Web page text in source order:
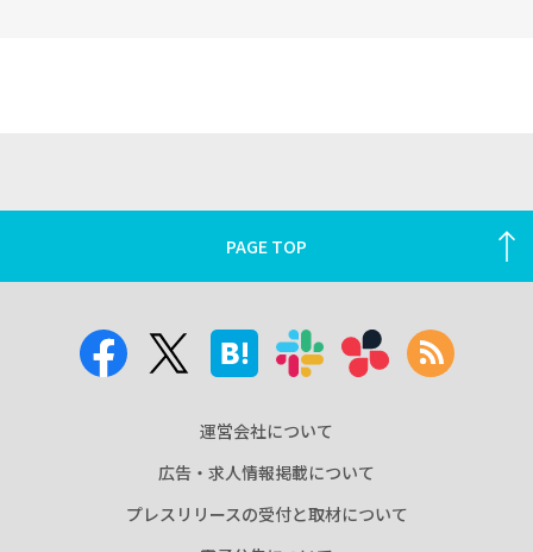
PAGE TOP
運営会社について
広告・求人情報掲載について
プレスリリースの受付と取材について